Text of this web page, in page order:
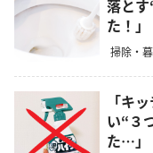
落と
た！」
掃除・
「キ
い“３
た…」